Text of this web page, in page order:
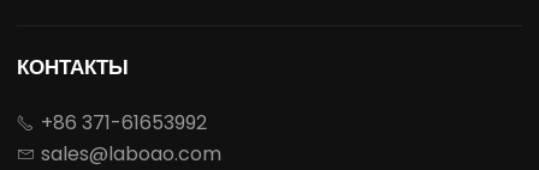
КОНТАКТЫ
 +86 371-61653992
 sales@laboao.com